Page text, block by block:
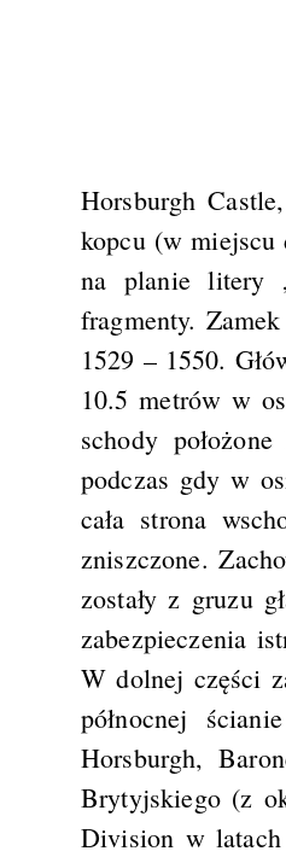
Horsburgh
kopcu (w miejscu
na planie litery
fragmenty.
1529 – 1550.
10.5 metrów w
schody
podczas gdy w
cała strona
zniszczone.
zostały z gruzu
zabezpieczenia
W dolnej części
północnej
Horsburgh,
Brytyjskiego (z
Division w